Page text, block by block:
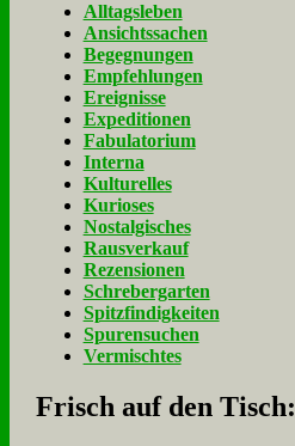
Alltagsleben
Ansichtssachen
Begegnungen
Empfehlungen
Ereignisse
Expeditionen
Fabulatorium
Interna
Kulturelles
Kurioses
Nostalgisches
Rausverkauf
Rezensionen
Schrebergarten
Spitzfindigkeiten
Spurensuchen
Vermischtes
Frisch auf den Tisch: